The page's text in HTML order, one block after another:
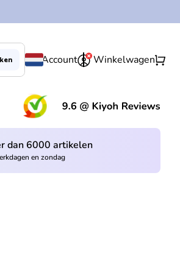
Account Winkelwagenshopping_cart
dan 6000 artikelen
en zondag